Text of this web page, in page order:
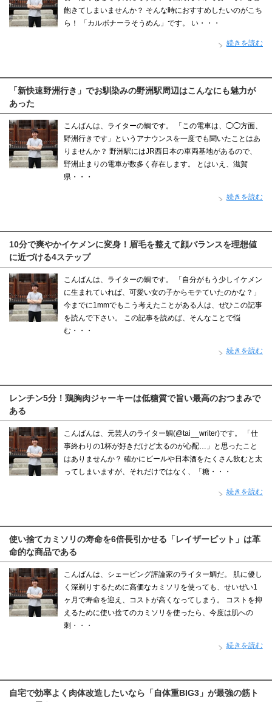
飽きてしまいませんか？ そんな時におすすめしたいのがこち
ら！ 「カルボナーラそうめん」です。 い・・・
続きを読む
「新快速野洲行き」でお馴染みの野洲駅周辺はこんなにも魅力が
あった
こんばんは、ライターの鯛です。 「この電車は、◯◯方面、
野洲行きです」というアナウンスを一度でも聞いたことはあ
りませんか？ 野洲駅にはJR西日本の車両基地があるので、
野洲止まりの電車が数多く存在します。 とはいえ、滋賀
県・・・
続きを読む
10分で爽やかイケメンに変身！眉毛を整えて顔バランスを理想値
に近づける4ステップ
こんばんは、ライターの鯛です。 「自分がもう少しイケメン
に生まれていれば、可愛い女の子からモテていたのかな？」
今までに1mmでもこう考えたことがある人は、ぜひこの記事
を読んで下さい。 この記事を読めば、そんなことで悩
む・・・
続きを読む
レンチン5分！鶏胸肉ジャーキーは低糖質で旨い最高のおつまみで
ある
こんばんは、元芸人のライター鯛(@tai__writer)です。 「仕
事終わりの1杯が好きだけど太るのが心配…」と思ったこと
はありませんか？ 確かにビールや日本酒をたくさん飲むと太
ってしまいますが、それだけではなく、「糖・・・
続きを読む
使い捨てカミソリの寿命を6倍長引かせる「レイザーピット」は革
命的な商品である
こんばんは、シェービング評論家のライター鯛だ。 肌に優し
く深剃りするために高価なカミソリを使っても、せいぜい1
ヶ月で寿命を迎え、コストが高くなってしまう。 コストを抑
えるために使い捨てのカミソリを使ったら、今度は肌への
刺・・・
続きを読む
自宅で効率よく肉体改造したいなら「自体重BIG3」が最強の筋ト